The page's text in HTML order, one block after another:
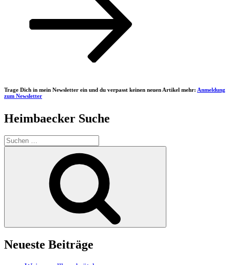
Trage Dich in mein Newsletter ein und du verpasst keinen neuen Artikel mehr: Anmeldung
zum Newsletter
Heimbaecker Suche
Suchen
nach:
Neueste Beiträge